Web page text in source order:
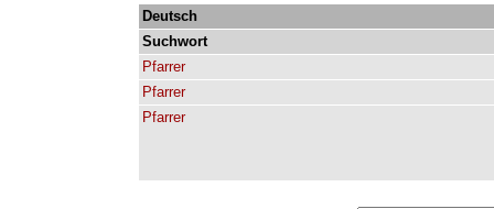
Deutsch
Suchwort
Pfarrer
Pfarrer
Pfarrer